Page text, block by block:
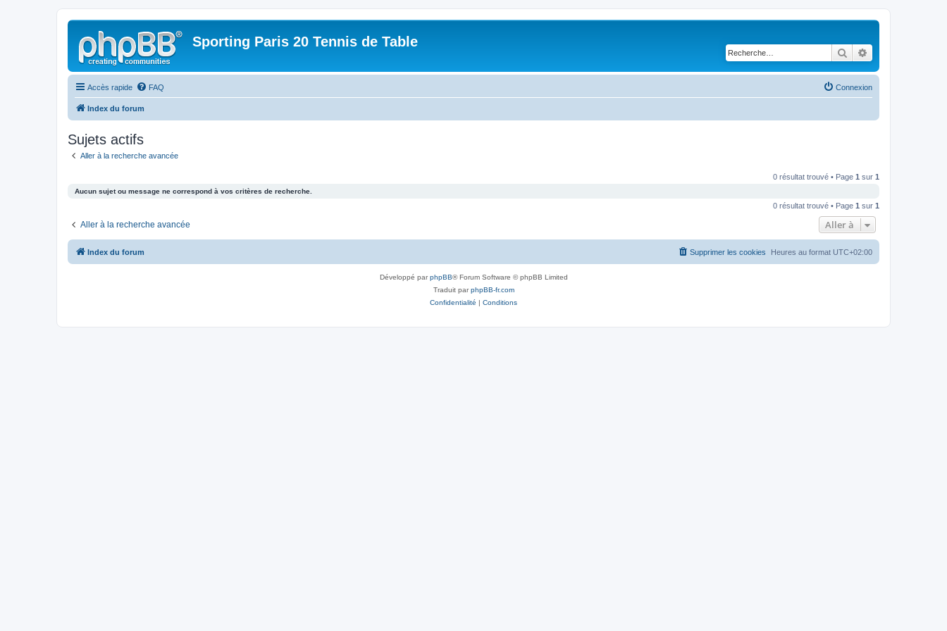
Sporting Paris 20 Tennis de Table
Rechercher
Accès rapide FAQ Connexion
Index du forum
Sujets actifs
Aller à la recherche avancée
0 résultat trouvé • Page 1 sur 1
Aucun sujet ou message ne correspond à vos critères de recherche.
0 résultat trouvé • Page 1 sur 1
Aller à la recherche avancée Aller à
Index du forum Heures au format UTC+02:00
Supprimer les cookies
Développé parphpBB® Forum Software © phpBB Limited
Traduit parphpBB-fr.com
Confidentialité | Conditions